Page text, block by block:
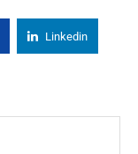
Linkedin